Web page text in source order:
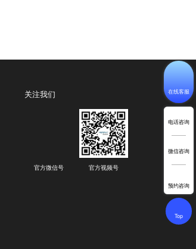
关注我们
官方微信号 官方视频号
在线客服
电话咨询
微信咨询
预约咨询
Top